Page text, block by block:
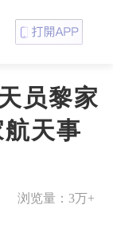
员黎家
天事
浏览量： 3万+